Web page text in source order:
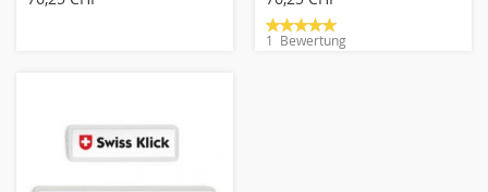
Bewertung:
100%
1 Bewertung